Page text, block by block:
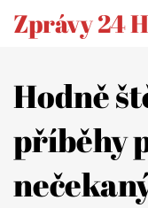
Zprávy 24
Hodně
příběhy